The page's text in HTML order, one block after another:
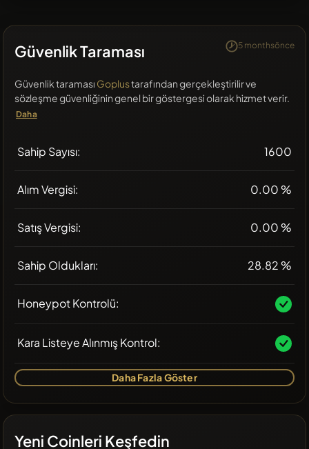
Güvenlik Taraması 5 monthsönce
Güvenlik taraması Goplustarafından gerçekleştirilir ve
sözleşme güvenliğinin genel bir göstergesi olarak hizmet verir.
Daha
Sahip Sayısı: 1600
Alım Vergisi: 0.00 %
Satış Vergisi: 0.00 %
Sahip Oldukları: 28.82 %
Honeypot Kontrolü:
Kara Listeye Alınmış Kontrol:
Daha Fazla Göster
Yeni Coinleri Keşfedin